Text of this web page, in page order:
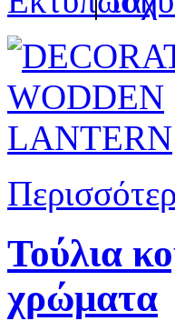
Τούλια
χρώματα